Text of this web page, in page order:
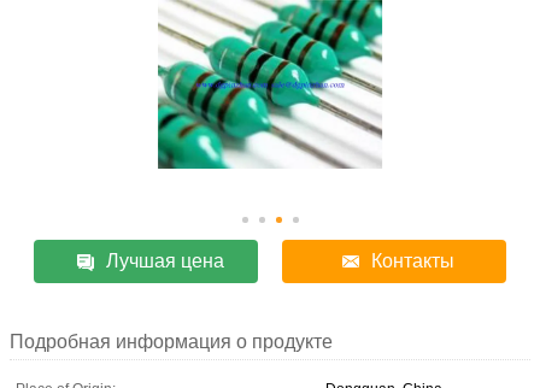
Лучшая цена Контакты
Подробная информация о продукте